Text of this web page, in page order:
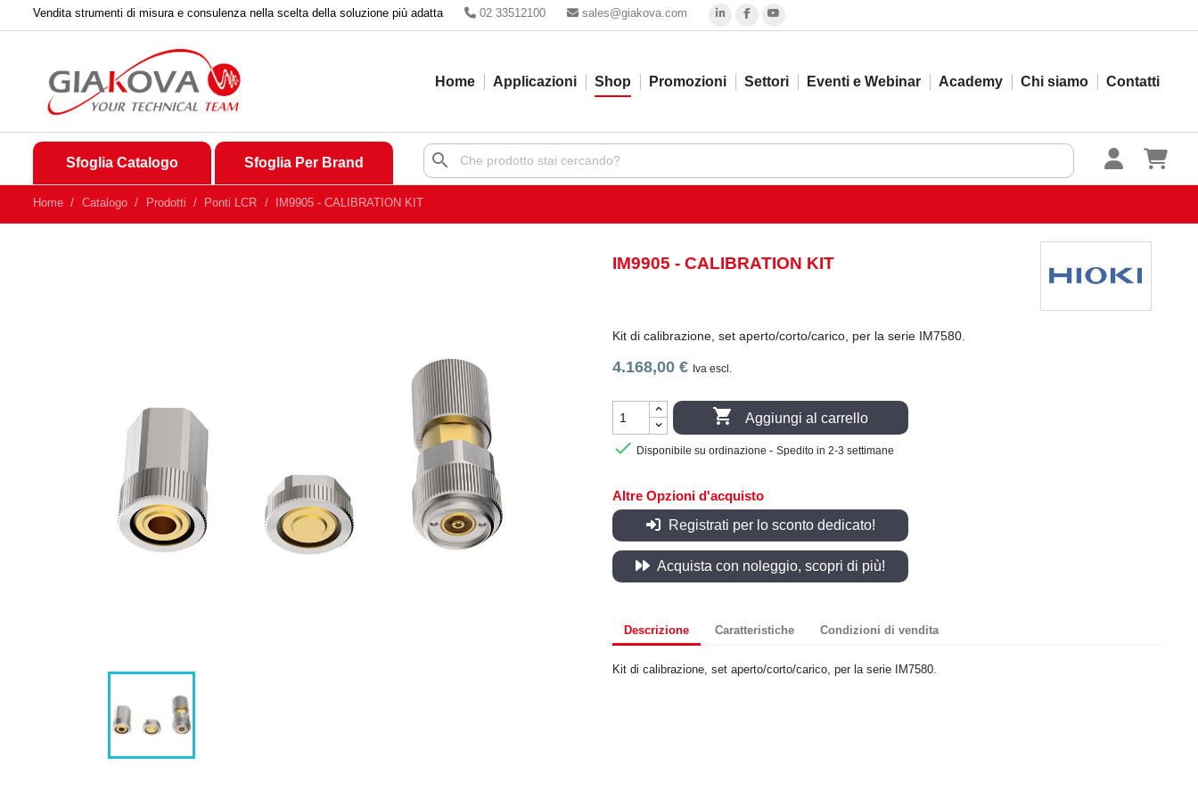
Vendita strumenti di misura e consulenza nella scelta della soluzione più adatta 02 33512100 sales@giakova.com
Home Applicazioni Shop Promozioni Settori Eventi e Webinar Academy Chi siamo Contatti
Sfoglia Catalogo Sfoglia Per Brand search
Home Catalogo Prodotti Ponti LCR IM9905 - CALIBRATION KIT
IM9905 - CALIBRATION KIT
Kit di calibrazione, set aperto/corto/carico, per la serie IM7580.
4.168,00 € Iva escl.
 Aggiungi al carrello
 Disponibile su ordinazione - Spedito in 2-3 settimane
Altre Opzioni d'acquisto
Registrati per lo sconto dedicato!
Acquista con noleggio, scopri di più!
Descrizione Caratteristiche Condizioni di vendita
Kit di calibrazione, set aperto/corto/carico, per la serie IM7580.